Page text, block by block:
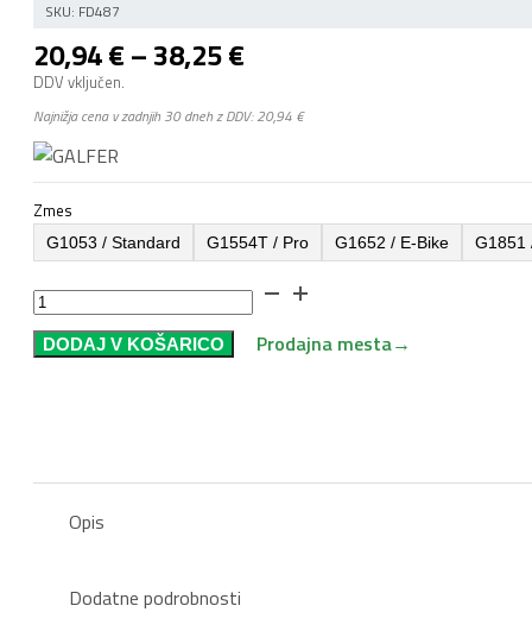
SKU: FD487
20,94€–38,25€
od
38,25 €
DDV vključen.
Najnižja cena v zadnjih 30 dneh z DDV:20,94 €
Zmes
G1053 / Standard G1554T / Pro G1652 / E-Bike G1851
Zavorne
Obloge
GALFER
/
MT7
DODAJ V KOŠARICO Prodajna mesta→
Opis
Dodatne podrobnosti